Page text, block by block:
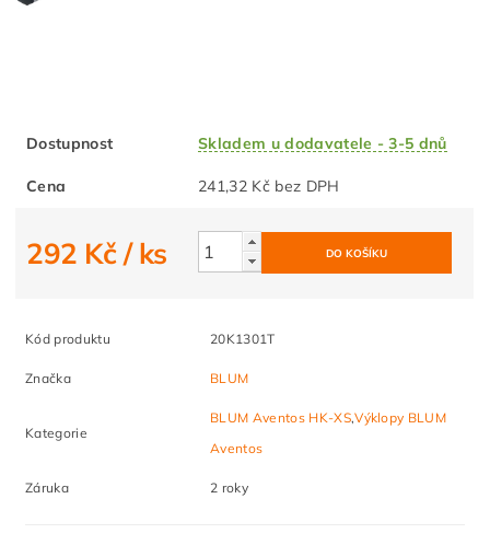
Dostupnost Skladem u dodavatele - 3-5 dnů
Cena 241,32 Kč bez DPH
292 Kč/ ks
Kód produktu 20K1301T
Značka BLUM
Kategorie
BLUM Aventos HK-XS,Výklopy BLUM
Aventos
Záruka 2 roky